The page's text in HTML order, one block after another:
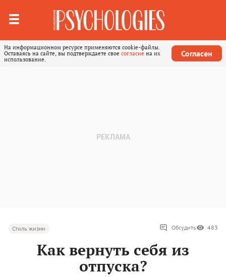
На информационном ресурсе применяются cookie-файлы.
Оставаясь на сайте, вы подтверждаете свое согласие на их
использование.
Согласен
Стиль жизни Обсудить 483
Как вернуть себя из
отпуска?